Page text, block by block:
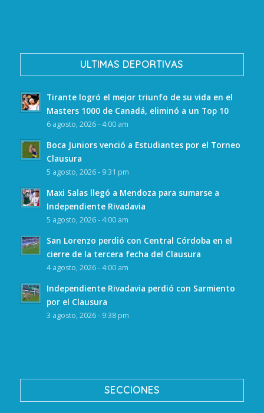
ULTIMAS DEPORTIVAS
Tirante logró el mejor triunfo de su vida en el
Masters 1000 de Canadá, eliminó a un Top 10
6 agosto, 2026 - 4:00 am
Boca Juniors venció a Estudiantes por el Torneo
Clausura
5 agosto, 2026 - 9:31 pm
Maxi Salas llegó a Mendoza para sumarse a
Independiente Rivadavia
5 agosto, 2026 - 4:00 am
San Lorenzo perdió con Central Córdoba en el
cierre de la tercera fecha del Clausura
4 agosto, 2026 - 4:00 am
Independiente Rivadavia perdió con Sarmiento
por el Clausura
3 agosto, 2026 - 9:38 pm
SECCIONES